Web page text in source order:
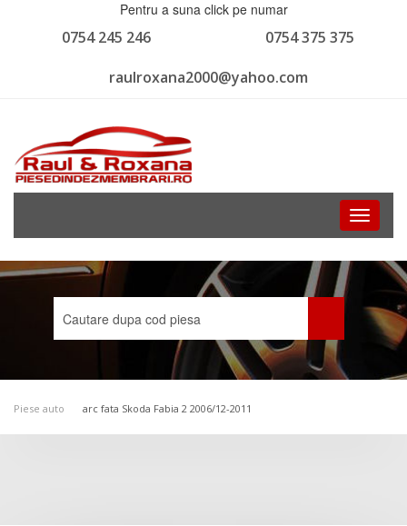
Pentru a suna click pe numar
0754 375 375
0754 245 246
raulroxana2000@yahoo.com
Toggle
Piese auto arc fata Skoda Fabia 2 2006/12-2011